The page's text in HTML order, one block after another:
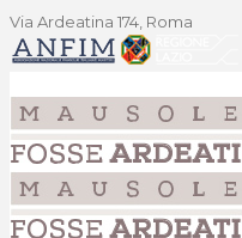
Via Ardeatina 174, Roma